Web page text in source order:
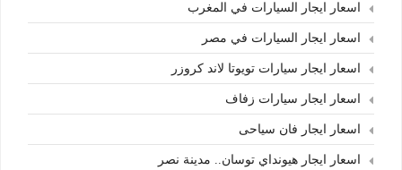
اسعار ايجار السيارات في المغرب
اسعار ايجار السيارات في مصر
اسعار ايجار سيارات تويوتا لاند كروزر
اسعار ايجار سيارات زفاف
اسعار ايجار فان سياحى
اسعار ايجار هيونداي توسان.. مدينة نصر